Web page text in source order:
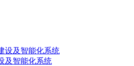
及智能化系统